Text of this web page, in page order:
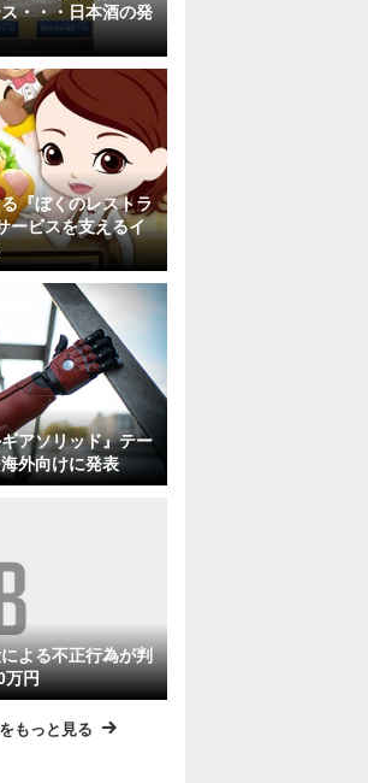
・・・日本酒の発
『ぼくのレストラ
ービスを支えるイ
アソリッド』テー
外向けに発表
よる不正行為が判
円
もっと見る